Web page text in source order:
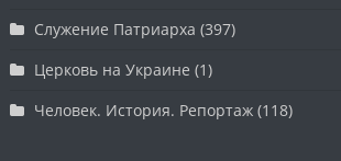
Служение Патриарха (397)
Церковь на Украине (1)
Человек. История. Репортаж (118)